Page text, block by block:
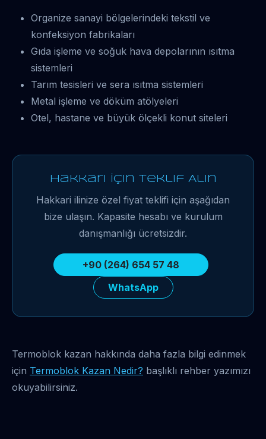
Organize sanayi bölgelerindeki tekstil ve
konfeksiyon fabrikaları
Gıda işleme ve soğuk hava depolarının ısıtma
sistemleri
Tarım tesisleri ve sera ısıtma sistemleri
Metal işleme ve döküm atölyeleri
Otel, hastane ve büyük ölçekli konut siteleri
Hakkari İçin Teklif Alın
Hakkari ilinize özel fiyat teklifi için aşağıdan
bize ulaşın. Kapasite hesabı ve kurulum
danışmanlığı ücretsizdir.
+90 (264) 654 57 48
WhatsApp
Termoblok kazan hakkında daha fazla bilgi edinmek
için Termoblok Kazan Nedir? başlıklı rehber yazımızı
okuyabilirsiniz.